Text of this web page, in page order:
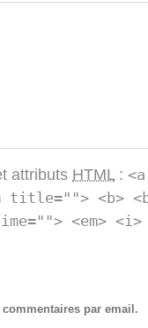
attributs HTML :
title=""> <b>
<em>
par email.